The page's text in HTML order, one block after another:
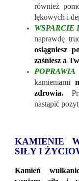
również
lękowych i
WSPARCIE
naprawdę
osiągniesz
zaśniesz a
kamieniami
zdrowia.
nastąpić
KAMIENIE
SIŁY I
Kamień